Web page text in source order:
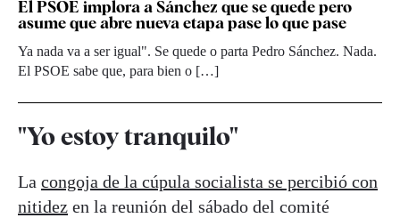
El PSOE implora a Sánchez que se quede pero
asume que abre nueva etapa pase lo que pase
Ya nada va a ser igual". Se quede o parta Pedro Sánchez. Nada.
El PSOE sabe que, para bien o […]
"Yo estoy tranquilo"
La congoja de la cúpula socialista se percibió con
nitidez en la reunión del sábado del comité